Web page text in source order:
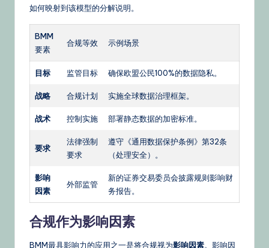
如何映射到该模型的分解说明。
BMM
要素
合规等效 示例场景
目标 监管目标 确保欧盟公民100%的数据隐私。
战略 合规计划 实施全球数据治理框架。
战术 控制实施 部署静态数据的加密标准。
要求
法律强制
要求
遵守《通用数据保护条例》第32条
（处理安全）。
影响
因素
外部监管
新的证券交易委员会披露规则影响财
务报告。
合规作为影响因素
BMM最具影响力的应用之一是将合规视为影响因素。影响因